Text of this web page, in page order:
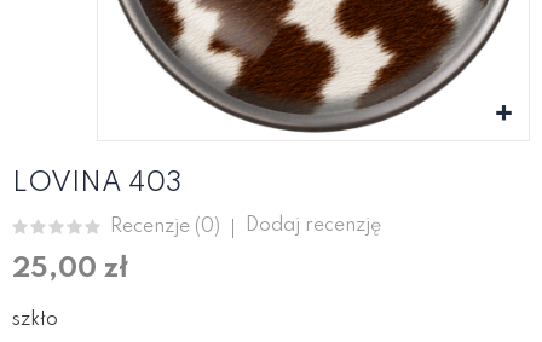
LOVINA 403
Recenzje (0) Dodaj recenzję
25,00 zł
szkło